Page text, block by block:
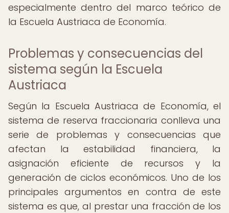
especialmente dentro del marco teórico de
la Escuela Austriaca de Economía.
Problemas y consecuencias del
sistema según la Escuela
Austriaca
Según la Escuela Austriaca de Economía, el
sistema de reserva fraccionaria conlleva una
serie de problemas y consecuencias que
afectan la estabilidad financiera, la
asignación eficiente de recursos y la
generación de ciclos económicos. Uno de los
principales argumentos en contra de este
sistema es que, al prestar una fracción de los